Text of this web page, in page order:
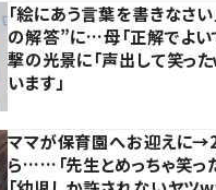
「絵にあう言葉を書きなさ
の解答”に…母「正解でよい
撃の光景に「声出して笑った
います」
ママが保育園へお迎えに
ら……「先生とめっちゃ笑っ